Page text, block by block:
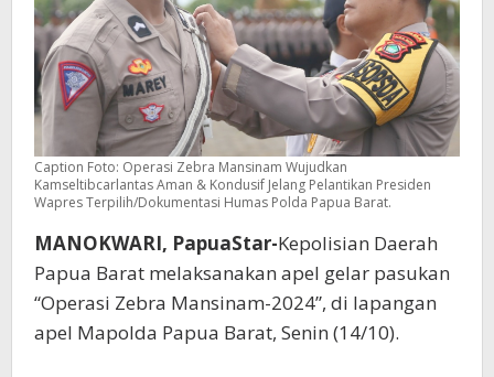
Caption Foto: Operasi Zebra Mansinam Wujudkan
Kamseltibcarlantas Aman & Kondusif Jelang Pelantikan Presiden
Wapres Terpilih/Dokumentasi Humas Polda Papua Barat.
MANOKWARI, PapuaStar-Kepolisian Daerah
Papua Barat melaksanakan apel gelar pasukan
“Operasi Zebra Mansinam-2024”, di lapangan
apel Mapolda Papua Barat, Senin (14/10).